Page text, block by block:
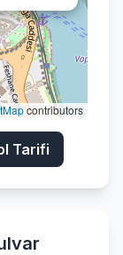
contributors
Tarifi